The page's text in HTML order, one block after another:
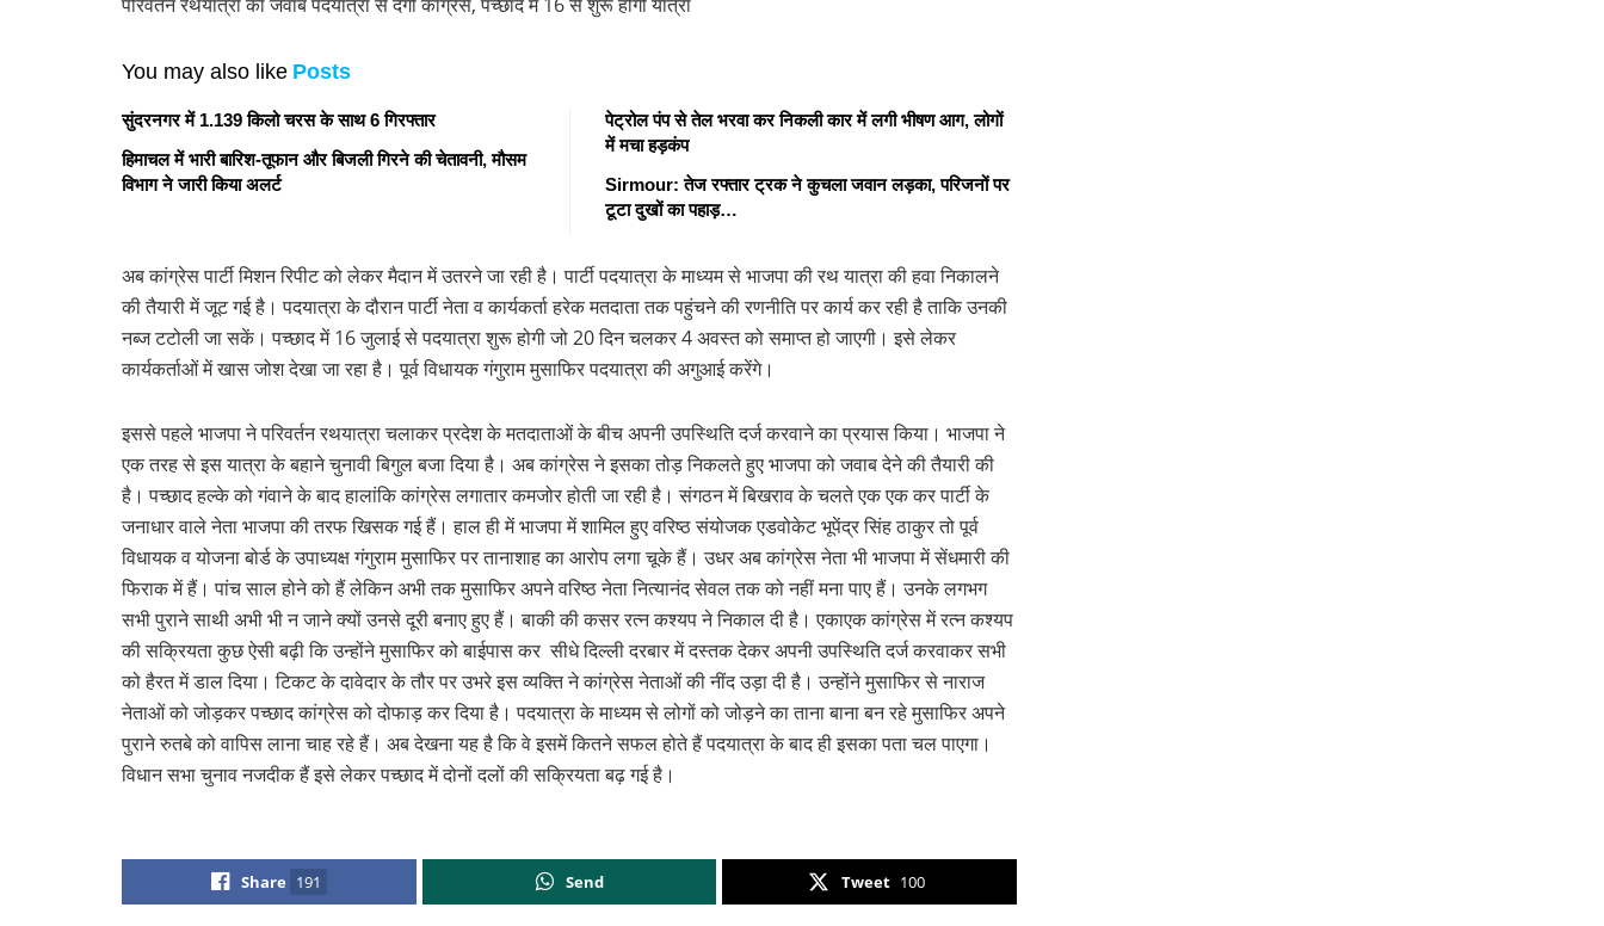
You may also like Posts
सुंदरनगर में 1.139 किलो चरस के साथ 6 गिरफ्तार
हिमाचल में भारी बारिश-तूफान और बिजली गिरने की चेतावनी, मौसम
विभाग ने जारी किया अलर्ट
पेट्रोल पंप से तेल भरवा कर निकली कार में लगी भीषण आग, लोगों
में मचा हड़कंप
Sirmour: तेज रफ्तार ट्रक ने कुचला जवान लड़का, परिजनों पर
टूटा दुखों का पहाड़…
अब कांग्रेस पार्टी मिशन रिपीट को लेकर मैदान में उतरने जा रही है। पार्टी पदयात्रा के माध्यम से भाजपा की रथ यात्रा की हवा निकालने
की तैयारी में जूट गई है। पदयात्रा के दौरान पार्टी नेता व कार्यकर्ता हरेक मतदाता तक पहुंचने की रणनीति पर कार्य कर रही है ताकि उनकी
नब्ज टटोली जा सकें। पच्छाद में 16 जुलाई से पदयात्रा शुरू होगी जो 20 दिन चलकर 4 अवस्त को समाप्त हो जाएगी। इसे लेकर
कार्यकर्ताओं में खास जोश देखा जा रहा है। पूर्व विधायक गंगुराम मुसाफिर पदयात्रा की अगुआई करेंगे।
इससे पहले भाजपा ने परिवर्तन रथयात्रा चलाकर प्रदेश के मतदाताओं के बीच अपनी उपस्थिति दर्ज करवाने का प्रयास किया। भाजपा ने
एक तरह से इस यात्रा के बहाने चुनावी बिगुल बजा दिया है। अब कांग्रेस ने इसका तोड़ निकलते हुए भाजपा को जवाब देने की तैयारी की
है। पच्छाद हल्के को गंवाने के बाद हालांकि कांग्रेस लगातार कमजोर होती जा रही है। संगठन में बिखराव के चलते एक एक कर पार्टी के
जनाधार वाले नेता भाजपा की तरफ खिसक गई हैं। हाल ही में भाजपा में शामिल हुए वरिष्ठ संयोजक एडवोकेट भूपेंद्र सिंह ठाकुर तो पूर्व
विधायक व योजना बोर्ड के उपाध्यक्ष गंगुराम मुसाफिर पर तानाशाह का आरोप लगा चूके हैं। उधर अब कांग्रेस नेता भी भाजपा में सेंधमारी की
फिराक में हैं। पांच साल होने को हैं लेकिन अभी तक मुसाफिर अपने वरिष्ठ नेता नित्यानंद सेवल तक को नहीं मना पाए हैं। उनके लगभग
सभी पुराने साथी अभी भी न जाने क्यों उनसे दूरी बनाए हुए हैं। बाकी की कसर रत्न कश्यप ने निकाल दी है। एकाएक कांग्रेस में रत्न कश्यप
की सक्रियता कुछ ऐसी बढ़ी कि उन्होंने मुसाफिर को बाईपास कर सीधे दिल्ली दरबार में दस्तक देकर अपनी उपस्थिति दर्ज करवाकर सभी
को हैरत में डाल दिया। टिकट के दावेदार के तौर पर उभरे इस व्यक्ति ने कांग्रेस नेताओं की नींद उड़ा दी है। उन्होंने मुसाफिर से नाराज
नेताओं को जोड़कर पच्छाद कांग्रेस को दोफाड़ कर दिया है। पदयात्रा के माध्यम से लोगों को जोड़ने का ताना बाना बन रहे मुसाफिर अपने
पुराने रुतबे को वापिस लाना चाह रहे हैं। अब देखना यह है कि वे इसमें कितने सफल होते हैं पदयात्रा के बाद ही इसका पता चल पाएगा।
विधान सभा चुनाव नजदीक हैं इसे लेकर पच्छाद में दोनों दलों की सक्रियता बढ़ गई है।
Share 191 Send Tweet 100